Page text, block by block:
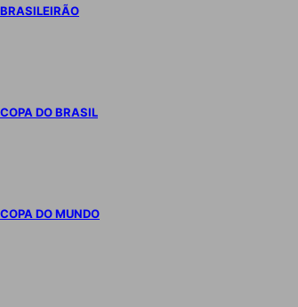
BRASILEIRÃO
COPA DO BRASIL
COPA DO MUNDO